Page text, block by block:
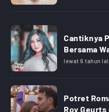
Cantiknya
Bersama
lewat 6 tahun
Potret
Roy Geurts